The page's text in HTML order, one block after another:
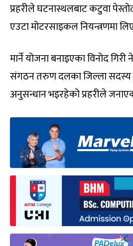
प्रहरीले घटनास्थलबाट कटुवा
एउटा मोटरसाइकल नियन्त्रणमा
मार्ने योजना बनाइएका विनोद
संगठन तरुण दलका जिल्ला सदस्य
अनुसन्धान भइरहेको प्रहरीले